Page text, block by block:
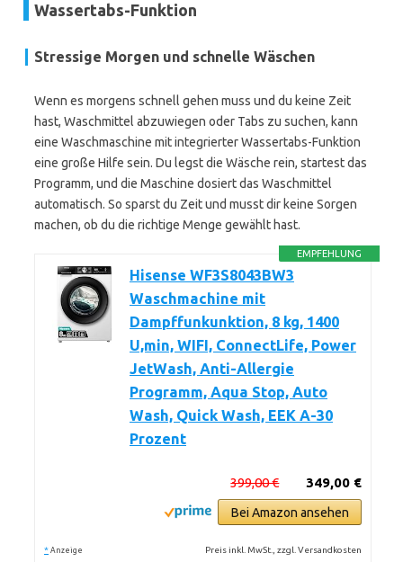
Wassertabs-Funktion
Stressige Morgen und schnelle Wäschen
Wenn es morgens schnell gehen muss und du keine Zeit
hast, Waschmittel abzuwiegen oder Tabs zu suchen, kann
eine Waschmaschine mit integrierter Wassertabs-Funktion
eine große Hilfe sein. Du legst die Wäsche rein, startest das
Programm, und die Maschine dosiert das Waschmittel
automatisch. So sparst du Zeit und musst dir keine Sorgen
machen, ob du die richtige Menge gewählt hast.
EMPFEHLUNG
Hisense WF3S8043BW3
Waschmachine mit
Dampffunkunktion, 8 kg, 1400
U,min, WIFI, ConnectLife, Power
JetWash, Anti-Allergie
Programm, Aqua Stop, Auto
Wash, Quick Wash, EEK A-30
Prozent
349,00 €
399,00 €
Bei Amazon ansehen
* Anzeige Preis inkl. MwSt., zzgl. Versandkosten